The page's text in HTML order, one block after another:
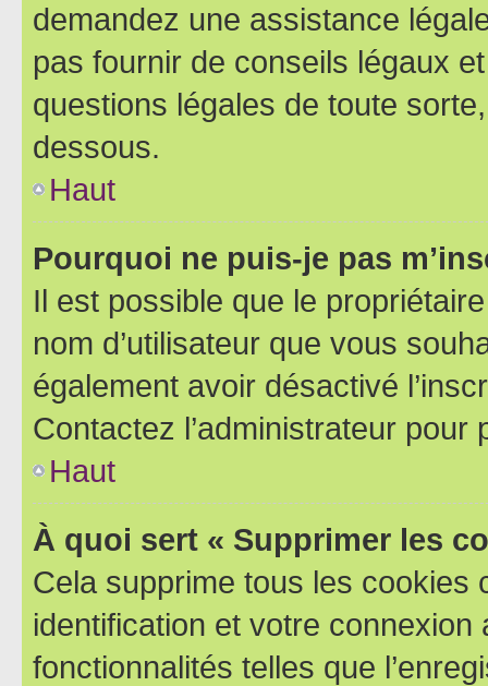
demandez une assistance
pas fournir de conseils légaux
questions légales de toute
dessous.
Haut
Pourquoi ne puis-je pas
Il est possible que le
nom d’utilisateur que vous
également avoir désactivé
Contactez l’administrateur
Haut
À quoi sert « Supprimer les
Cela supprime tous les cookies
identification et votre
fonctionnalités telles que